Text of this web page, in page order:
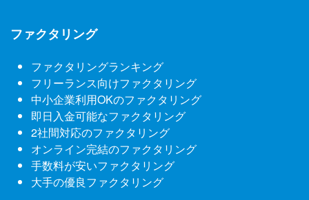
ファクタリング
ファクタリングランキング
フリーランス向けファクタリング
中小企業利用OKのファクタリング
即日入金可能なファクタリング
2社間対応のファクタリング
オンライン完結のファクタリング
手数料が安いファクタリング
大手の優良ファクタリング